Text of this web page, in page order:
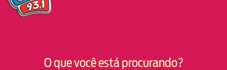
O que você está procurando?